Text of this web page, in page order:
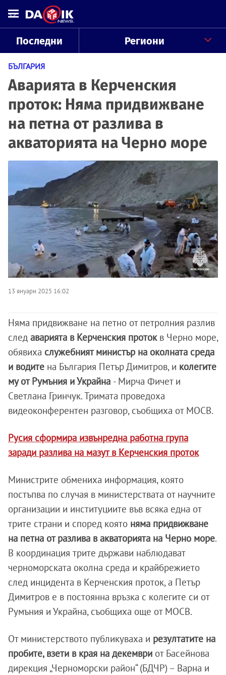
Последни Региони
БЪЛГАРИЯ
Аварията в Керченския
проток: Няма придвижване
на петна от разлива в
акваторията на Черно море
13 януари 2025 16:02
Няма придвижване на петно от петролния разлив
след аварията в Керченския проток в Черно море,
обявиха служебният министър на околната среда
и водите на България Петър Димитров, и колегите
му от Румъния и Украйна - Мирча Фичет и
Светлана Гринчук. Тримата проведоха
видеоконферентен разговор, съобщиха от МОСВ.
Русия сформира извънредна работна група
заради разлива на мазут в Керченския проток
Министрите обмениха информация, която
постъпва по случая в министерствата от научните
организации и институциите във всяка една от
трите страни и според която няма придвижване
на петна от разлива в акваторията на Черно море.
В координация трите държави наблюдават
черноморската околна среда и крайбрежието
след инцидента в Керченския проток, а Петър
Димитров е в постоянна връзка с колегите си от
Румъния и Украйна, съобщиха още от МОСВ.
От министерството публикуваха и резултатите на
пробите, взети в края на декември от Басейнова
дирекция „Черноморски район“ (БДЧР) – Варна и